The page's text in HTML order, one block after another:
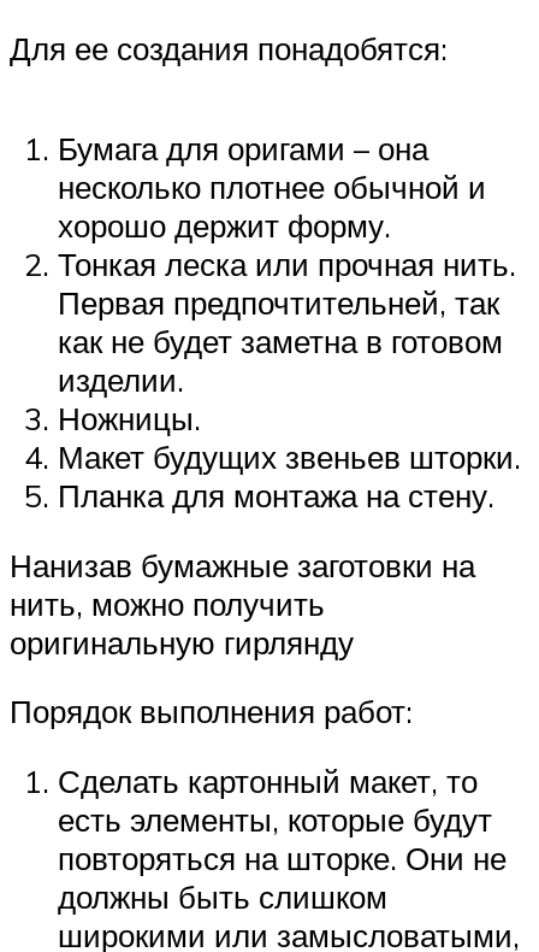
Для ее создания понадобятся:
Бумага для оригами – она
несколько плотнее обычной и
хорошо держит форму.
Тонкая леска или прочная нить.
Первая предпочтительней, так
как не будет заметна в готовом
изделии.
Ножницы.
Макет будущих звеньев шторки.
Планка для монтажа на стену.
Нанизав бумажные заготовки на
нить, можно получить
оригинальную гирлянду
Порядок выполнения работ:
Сделать картонный макет, то
есть элементы, которые будут
повторяться на шторке. Они не
должны быть слишком
широкими или замысловатыми,